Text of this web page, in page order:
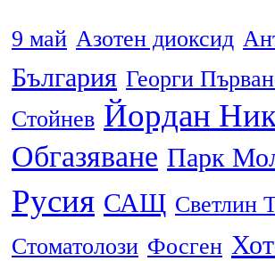
9 май Азотен диоксид
България Георги
Стойнев Йордан
Обгазяване Парк
Русия САЩ Светлин
Стоматолози Фосген